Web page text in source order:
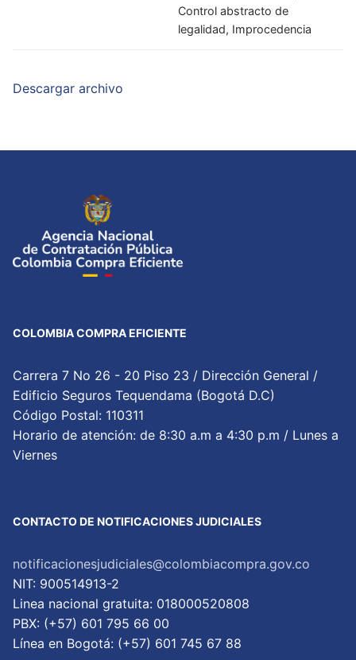
Control abstracto de
legalidad, Improcedencia
Descargar archivo
COLOMBIA COMPRA EFICIENTE
Carrera 7 No 26 - 20 Piso 23 / Dirección General /
Edificio Seguros Tequendama (Bogotá D.C)
Código Postal: 110311
Horario de atención: de 8:30 a.m a 4:30 p.m / Lunes a
Viernes
CONTACTO DE NOTIFICACIONES JUDICIALES
notificacionesjudiciales@colombiacompra.gov.co
NIT: 900514913-2
Linea nacional gratuita: 018000520808
PBX: (+57) 601 795 66 00
Lí­nea en Bogotá: (+57) 601 745 67 88